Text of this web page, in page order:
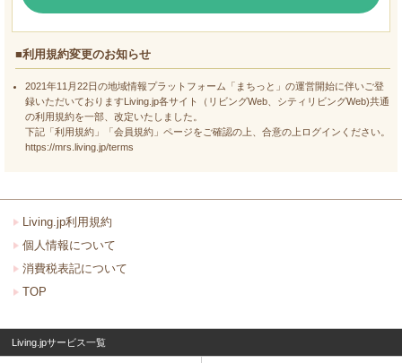
■利用規約変更のお知らせ
2021年11月22日の地域情報プラットフォーム「まちっと」の運営開始に伴いご登
録いただいておりますLiving.jp各サイト（リビングWeb、シティリビングWeb)共通
の利用規約を一部、改定いたしました。
下記「利用規約」「会員規約」ページをご確認の上、合意の上ログインください。
https://mrs.living.jp/terms
Living.jp利用規約
個人情報について
消費税表記について
TOP
Living.jpサービス一覧